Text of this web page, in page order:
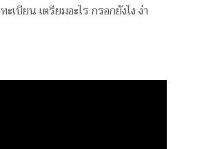
เบียน เตรียมอะไร กรอกยังไง ง่า